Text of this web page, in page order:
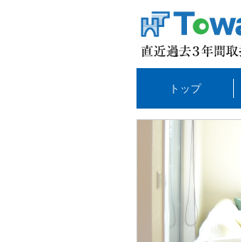
トップ